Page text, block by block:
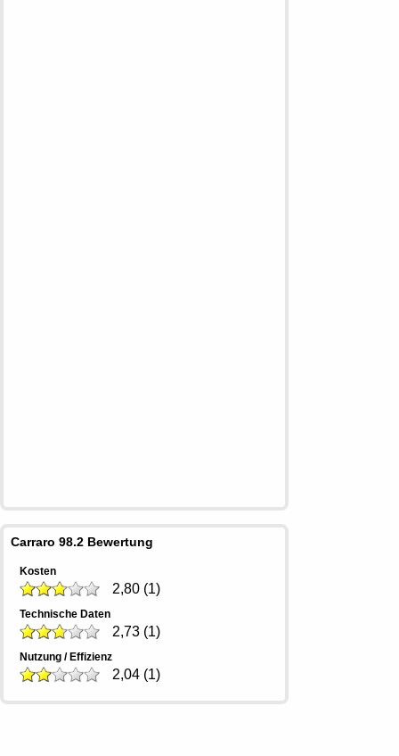
Carraro 98.2 Bewertung
Kosten
2,80 (1)
Technische Daten
2,73 (1)
Nutzung / Effizienz
2,04 (1)